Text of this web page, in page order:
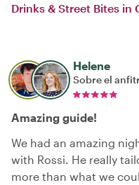
Drinks & Street Bites in
Helene
Sobre el
Amazing guide!
We had an amazing
with Rossi. He really
more than what we